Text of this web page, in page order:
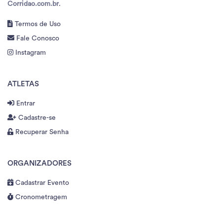
Corridao.com.br.
Termos de Uso
Fale Conosco
Instagram
ATLETAS
Entrar
Cadastre-se
Recuperar Senha
ORGANIZADORES
Cadastrar Evento
Cronometragem